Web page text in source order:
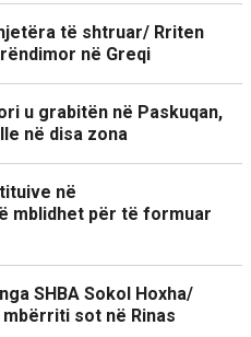
të shtruar/ Rriten
në Greqi
u grabitën në Paskuqan,
në disa zona
në
mblidhet për të formuar
SHBA Sokol Hoxha/
sot në Rinas